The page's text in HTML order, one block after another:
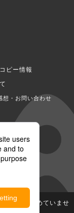
ピー情報
想・お問い合わせ
ネル
断利用は認めていませ